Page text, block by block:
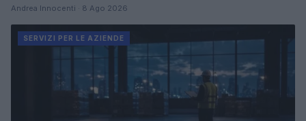
Andrea Innocenti · 8 Ago 2026
SERVIZI PER LE AZIENDE